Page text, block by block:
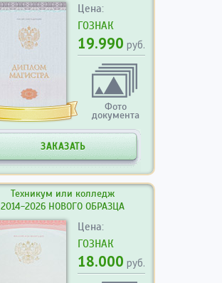
Цена:
ГОЗНАК
19.990 руб.
Фото
документа
ЗАКАЗАТЬ
Техникум или колледж
2014-2026 НОВОГО ОБРАЗЦА
Цена:
ГОЗНАК
18.000 руб.